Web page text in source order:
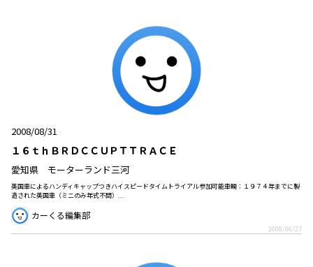
2008/08/31
１６ｔｈＢＲＤＣＣＵＰＴＴＲＡＣＥ
愛知県 モーターランド三河
英国車によるハンディキャップつきハイスピードタイムトライアル参加可能車輌：１９７４年までに製
造された英国車（ミニのみ年式不問）...
カーくる編集部
2008/06/27